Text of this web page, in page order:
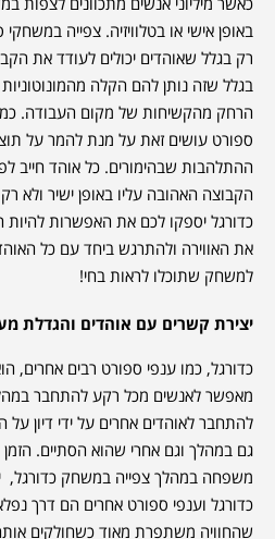
באופן אישי או בטלוויזיה. צפייה
רק בגלל שאוהדים יכולים לעודד את
בגלל שזה נותן להם הקלה מהמונוטוניות
הרחק מהקשיחות של מקום העבודה. כמו
ספורט עושים זאת על מנת להמר על
ההתלהבות שבהימורים. כל אוהד חייב
הקבוצה האהובה עליו באופן ישיר ולא
כדורגל יספקו לכם את האפשרות
את האווירה ולהתרגש ביחד עם כל
למשחק שתוכלו לראות בחי!
יצירת קשרים עם אוהדים והגדלת
כדורגל, כמו ענפי ספורט רבים אחרים,
מאפשר לאנשים מכל רקע להתחבר
להתחבר לאוהדים אחרים על ידי דיון
גם במהלך וגם אחרי שהוא הסתיים.
משפחה במהלך צפייה במשחק כדורגל,
כדורגל וענפי ספורט אחרים הם דרך
שהחוויה משתפרת מאוד כשחולקים